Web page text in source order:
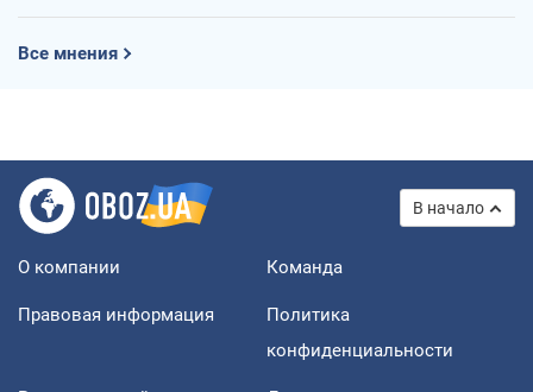
Все мнения
В начало
О компании Команда
Правовая информация
Политика
конфиденциальности